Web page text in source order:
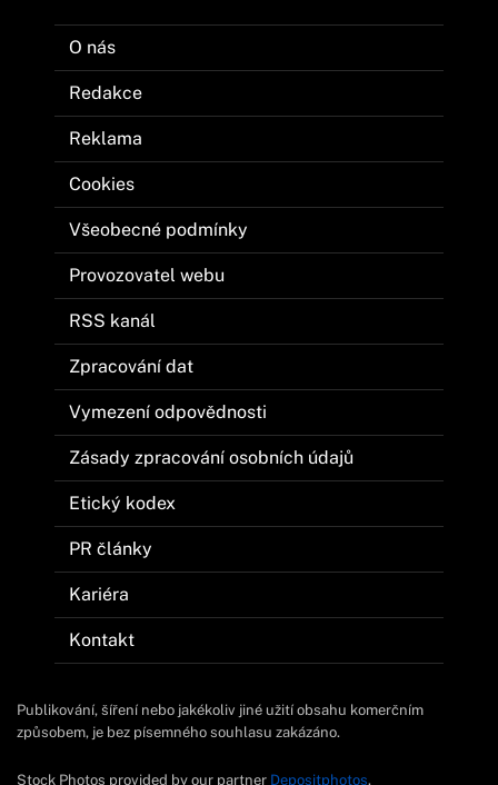
O nás
Redakce
Reklama
Cookies
Všeobecné podmínky
Provozovatel webu
RSS kanál
Zpracování dat
Vymezení odpovědnosti
Zásady zpracování osobních údajů
Etický kodex
PR články
Kariéra
Kontakt
Publikování, šíření nebo jakékoliv jiné užití obsahu komerčním
způsobem, je bez písemného souhlasu zakázáno.
Stock Photos provided by our partner Depositphotos.